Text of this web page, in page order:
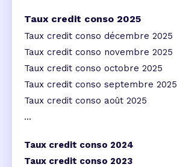
Taux credit conso 2025
Taux credit conso décembre 2025
Taux credit conso novembre 2025
Taux credit conso octobre 2025
Taux credit conso septembre 2025
Taux credit conso août 2025
...
Taux credit conso 2024
Taux credit conso 2023